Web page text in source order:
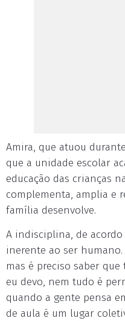
Amira, que atuou
que a unidade escolar
educação das crianças
complementa, amplia e
família desenvolve.
A indisciplina, de
inerente ao ser
mas é preciso saber
eu devo, nem tudo é
quando a gente pensa
de aula é um lugar